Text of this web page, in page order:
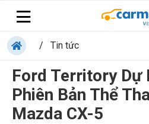
/ Tin tức
Ford Territory Dự
Phiên Bản Thể
Mazda CX-5